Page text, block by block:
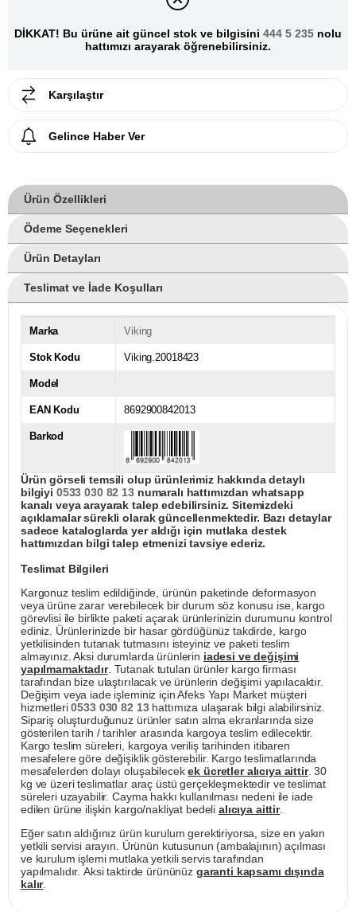
DİKKAT! Bu ürüne ait güncel stok ve bilgisini 444 5 235 nolu
hattımızı arayarak öğrenebilirsiniz.
Karşılaştır
Gelince Haber Ver
Ürün Özellikleri
Ödeme Seçenekleri
Ürün Detayları
Teslimat ve İade Koşulları
Marka Viking
Stok Kodu Viking.20018423
Model
EAN Kodu 8692900842013
Barkod
Ürün görseli temsili olup ürünlerimiz hakkında detaylı
bilgiyi 0533 030 82 13numaralı hattımızdan whatsapp
kanalı veya arayarak talep edebilirsiniz. Sitemizdeki
açıklamalar sürekli olarak güncellenmektedir. Bazı detaylar
sadece kataloglarda yer aldığı için mutlaka destek
hattımızdan bilgi talep etmenizi tavsiye ederiz.
Teslimat Bilgileri
Kargonuz teslim edildiğinde, ürünün paketinde deformasyon
veya ürüne zarar verebilecek bir durum söz konusu ise, kargo
görevlisi ile birlikte paketi açarak ürünlerinizin durumunu kontrol
ediniz. Ürünlerinizde bir hasar gördüğünüz takdirde, kargo
yetkilisinden tutanak tutmasını isteyiniz ve paketi teslim
almayınız. Aksi durumlarda ürünlerin iadesi ve değişimi
yapılmamaktadır. Tutanak tutulan ürünler kargo firması
tarafından bize ulaştırılacak ve ürünlerin değişimi yapılacaktır.
Değişim veya iade işleminiz için Afeks Yapı Market müşteri
hizmetleri0533 030 82 13hattımıza ulaşarak bilgi alabilirsiniz.
Sipariş oluşturduğunuz ürünler satın alma ekranlarında size
gösterilen tarih / tarihler arasında kargoya teslim edilecektir.
Kargo teslim süreleri, kargoya veriliş tarihinden itibaren
mesafelere göre değişiklik gösterebilir. Kargo teslimatlarında
mesafelerden dolayı oluşabilecekek ücretler alıcıya aittir. 30
kg ve üzeri teslimatlar araç üstü gerçekleşmektedir ve teslimat
süreleri uzayabilir. Cayma hakkı kullanılması nedeni ile iade
edilen ürüne ilişkin kargo/nakliyat bedeli alıcıya aittir.
Eğer satın aldığınız ürün kurulum gerektiriyorsa, size en yakın
yetkili servisi arayın. Ürünün kutusunun (ambalajının) açılması
ve kurulum işlemi mutlaka yetkili servis tarafından
yapılmalıdır. Aksi taktirde ürününüz garanti kapsamı dışında
kalır.